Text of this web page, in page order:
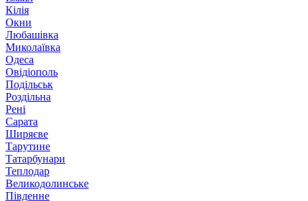
Кілія
Окни
Любашівка
Миколаївка
Одеса
Овідіополь
Подільськ
Роздільна
Рені
Сарата
Ширяєве
Тарутине
Татарбунари
Теплодар
Великодолинське
Південне